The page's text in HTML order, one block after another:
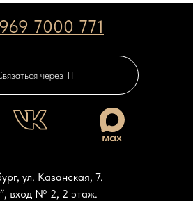
ул. Казанская, 7.
вход № 2, 2 этаж.
через ТГ
7000 771